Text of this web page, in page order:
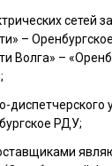
сетей
–
Волга» –
диспетчерского
РДУ;